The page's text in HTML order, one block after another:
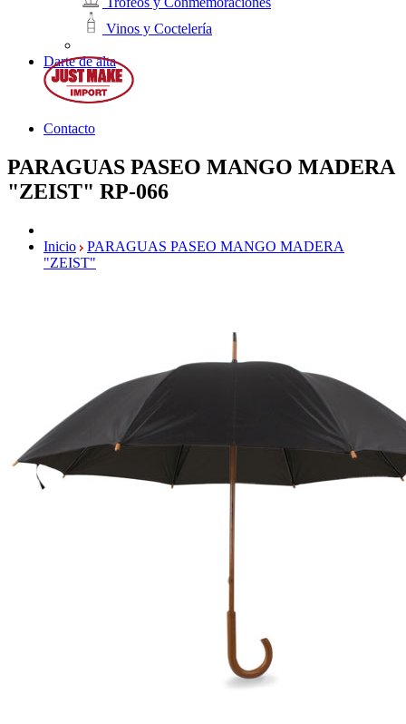
Vinos y Coctelería
Darte de alta
Contacto
PARAGUAS PASEO MANGO MADERA
"ZEIST" RP-066
Inicio
PARAGUAS PASEO MANGO MADERA
"ZEIST"